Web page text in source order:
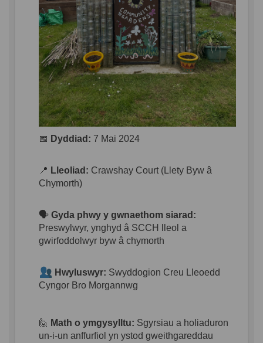
📅 Dyddiad: 7 Mai 2024
📍 Lleoliad: Crawshay Court (Llety Byw â
Chymorth)
🗣️ Gyda phwy y gwnaethom siarad:
Preswylwyr, ynghyd â SCCH lleol a
gwirfoddolwyr byw â chymorth
Hwyluswyr: Swyddogion Creu Lleoedd
Cyngor Bro Morgannwg
🙋 Math o ymgysylltu: Sgyrsiau a holiaduron
un-i-un anffurfiol yn ystod gweithgareddau